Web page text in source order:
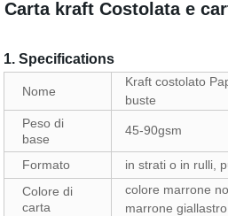
Carta kraft Costolata e
1. Specifications
Nome
Kraft costolato
buste
Peso di
base
45-90gsm
Formato
in strati o in rulli,
Colore di
carta
colore marrone
marrone giallastro